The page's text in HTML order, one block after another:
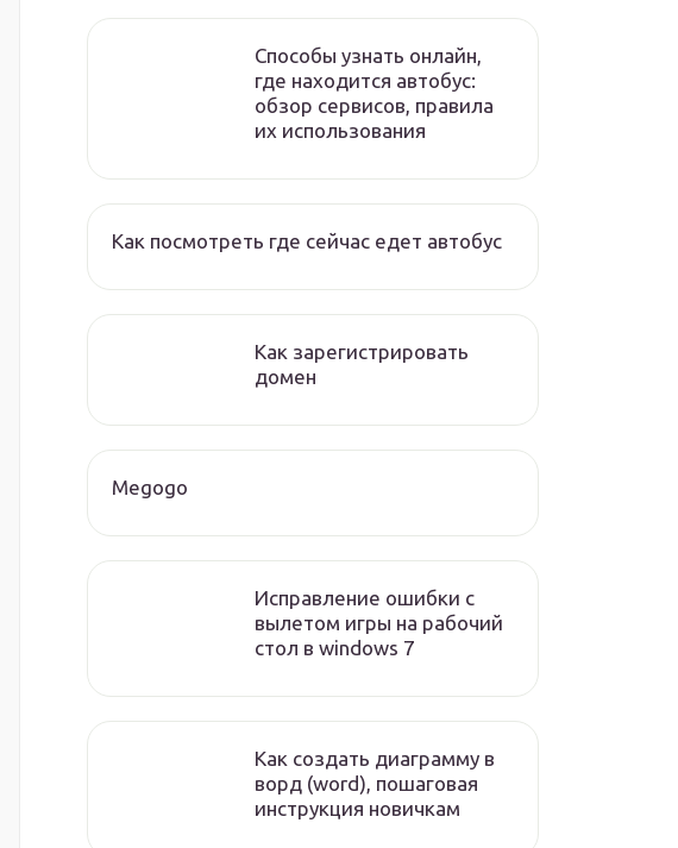
Способы узнать онлайн,
где находится автобус:
обзор сервисов, правила
их использования
Как посмотреть где сейчас едет автобус
Как зарегистрировать
домен
Megogo
Исправление ошибки с
вылетом игры на рабочий
стол в windows 7
Как создать диаграмму в
ворд (word), пошаговая
инструкция новичкам